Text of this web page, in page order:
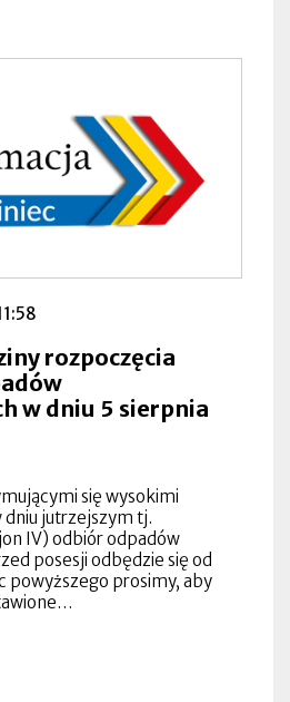
rozpoczęcia
w dniu 5 sierpnia
się wysokimi
jutrzejszym tj.
IV) odbiór odpadów
posesji odbędzie się od
powyższego prosimy, aby